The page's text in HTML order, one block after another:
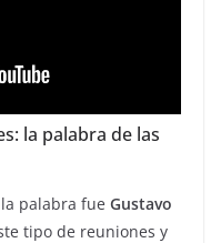
la palabra de las
palabra fue Gustavo
tipo de reuniones y